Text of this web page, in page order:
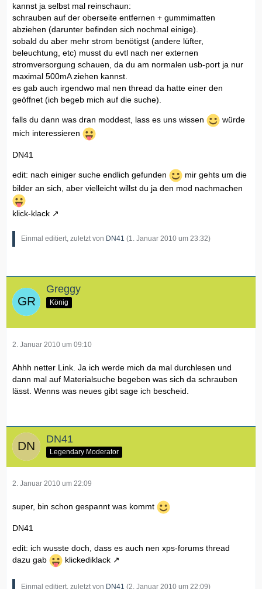
kannst ja selbst mal reinschaun:
schrauben auf der oberseite entfernen + gummimatten
abziehen (darunter befinden sich nochmal einige).
sobald du aber mehr strom benötigst (andere lüfter,
beleuchtung, etc) musst du evtl nach ner externen
stromversorgung schauen, da du am normalen usb-port ja nur
maximal 500mA ziehen kannst.
es gab auch irgendwo mal nen thread da hatte einer den
geöffnet (ich begeb mich auf die suche).
falls du dann was dran moddest, lass es uns wissen
würde
mich interessieren
DN41
edit: nach einiger suche endlich gefunden
mir gehts um die
bilder an sich, aber vielleicht willst du ja den mod nachmachen
klick-klack
Einmal editiert, zuletzt von DN41 (1. Januar 2010 um 23:32)
Greggy
König
2. Januar 2010 um 09:10
Ahhh netter Link. Ja ich werde mich da mal durchlesen und
dann mal auf Materialsuche begeben was sich da schrauben
lässt. Wenns was neues gibt sage ich bescheid.
DN41
Legendary Moderator
2. Januar 2010 um 22:09
super, bin schon gespannt was kommt
DN41
edit: ich wusste doch, dass es auch nen xps-forums thread
dazu gab
klickediklack
Einmal editiert, zuletzt von DN41 (2. Januar 2010 um 22:09)